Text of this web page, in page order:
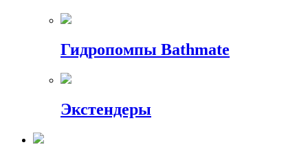
Гидропомпы Bathmate
Экстендеры